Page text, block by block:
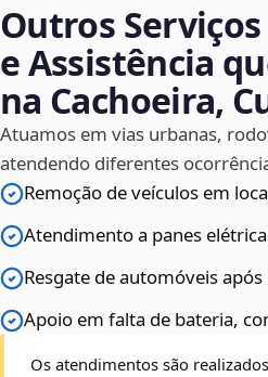
Outros
e Assistência
na Cachoeira,
Atuamos em vias urbanas,
atendendo diferentes
Remoção de veículos em
Atendimento a panes
Resgate de automóveis
Apoio em falta de bateria,
Os atendimentos são